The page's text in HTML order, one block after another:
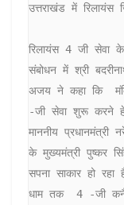
उत्तराखंड में
रिलायंस 4 जी सेवा
संबोधन में श्री
अजय ने कहा कि
-जी सेवा शुरू करने
माननीय प्रधानमंत्री
के मुख्यमंत्री पुष्कर
सपना साकार हो रहा
धाम तक  4 -जी